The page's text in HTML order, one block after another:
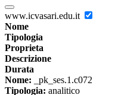
www.icvasari.edu.it
Nome
Tipologia
Proprieta
Descrizione
Durata
Nome: _pk_ses.1.c072
Tipologia: analitico